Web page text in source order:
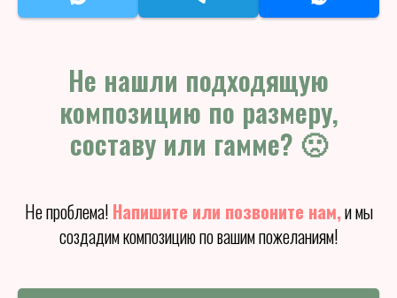
Не нашли подходящую
композицию по размеру,
составу или гамме? 🙁
Не проблема!Напишите или позвоните нам,и мы
создадим композицию по вашим пожеланиям!